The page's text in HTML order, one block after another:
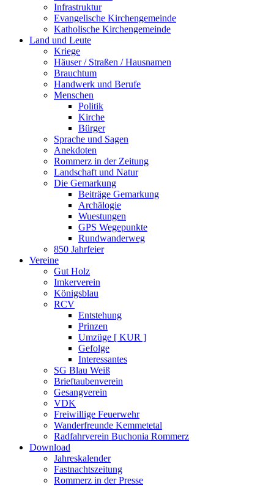
Infrastruktur
Evangelische Kirchengemeinde
Katholische Kirchengemeinde
Land und Leute
Kriege
Häuser / Straßen / Hausnamen
Brauchtum
Handwerk und Berufe
Menschen
Politik
Kirche
Bürger
Sprache und Sagen
Anekdoten
Rommerz in der Zeitung
Landschaft und Natur
Die Gemarkung
Beiträge Gemarkung
Archälogie
Wuestungen
GPS Wegepunkte
Rundwanderweg
850 Jahrfeier
Vereine
Gut Holz
Imkerverein
Königsblau
RCV
Entstehung
Prinzen
Umzüge [ KUR ]
Gefolge
Interessantes
SG Blau Weiß
Brieftaubenverein
Gesangverein
VDK
Freiwillige Feuerwehr
Wanderfreunde Kemmetetal
Radfahrverein Buchonia Rommerz
Download
Jahreskalender
Fastnachtszeitung
Rommerz in der Presse